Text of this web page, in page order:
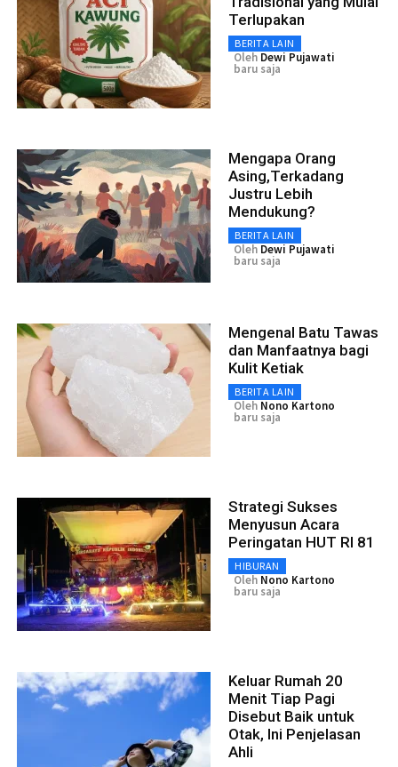
Terlupakan
BERITA LAIN
Oleh Dewi Pujawati
baru saja
Mengapa Orang
Asing,Terkadang
Justru Lebih
Mendukung?
BERITA LAIN
Oleh Dewi Pujawati
baru saja
Mengenal Batu Tawas
dan Manfaatnya bagi
Kulit Ketiak
BERITA LAIN
Oleh Nono Kartono
baru saja
Strategi Sukses
Menyusun Acara
Peringatan HUT RI 81
HIBURAN
Oleh Nono Kartono
baru saja
Keluar Rumah 20
Menit Tiap Pagi
Disebut Baik untuk
Otak, Ini Penjelasan
Ahli